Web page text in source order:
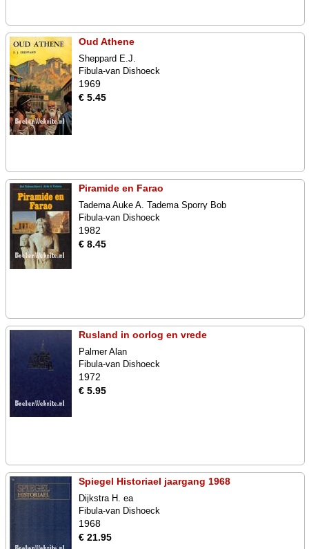
Oud Athene
Sheppard E.J.
Fibula-van Dishoeck
1969
€ 5.45
Piramide en Farao
Tadema Auke A. Tadema Sporry Bob
Fibula-van Dishoeck
1982
€ 8.45
Rusland in oorlog en vrede
Palmer Alan
Fibula-van Dishoeck
1972
€ 5.95
Spiegel Historiael jaargang 1968
Dijkstra H. ea
Fibula-van Dishoeck
1968
€ 21.95